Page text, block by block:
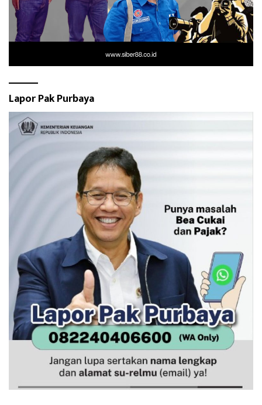
Lapor Pak Purbaya